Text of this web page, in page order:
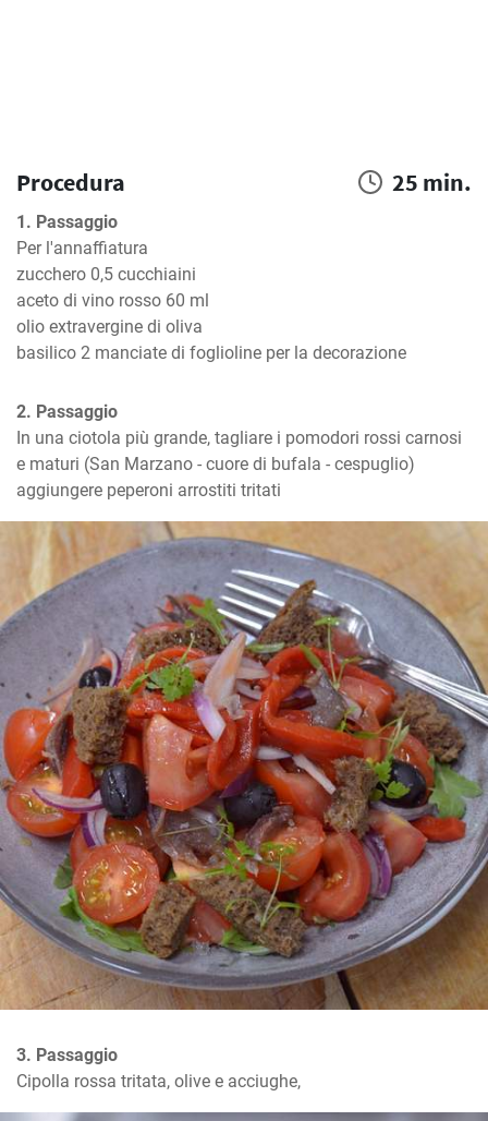
Procedura 25 min.
1. Passaggio
Per l'annaffiatura
zucchero 0,5 cucchiaini
aceto di vino rosso 60 ml
olio extravergine di oliva
basilico 2 manciate di foglioline per la decorazione
2. Passaggio
In una ciotola più grande, tagliare i pomodori rossi carnosi
e maturi (San Marzano - cuore di bufala - cespuglio)
aggiungere peperoni arrostiti tritati
3. Passaggio
Cipolla rossa tritata, olive e acciughe,